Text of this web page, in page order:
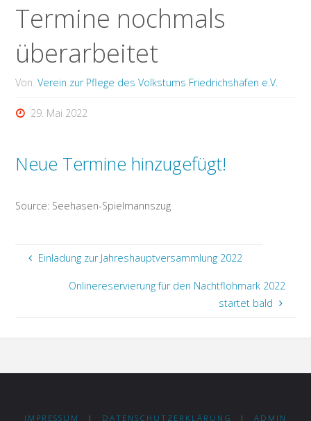
Termine nochmals
überarbeitet
Von Verein zur Pflege des Volkstums Friedrichshafen e.V.
29. Mai 2022
Neue Termine hinzugefügt!
Source: Seehasen-Spielmannszug
Einladung zur Jahreshauptversammlung 2022
Onlinereservierung für den Nachtflohmark 2022
startet bald
IMPRESSUM | DATENSCHUTZERKLÄRUNG | ADMIN